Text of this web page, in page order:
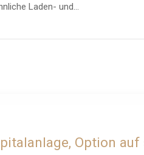
Laden- und...
Option auf